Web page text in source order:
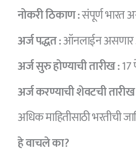
नोकरी ठिकाण :संपूर्ण भारत
अर्ज पद्धत :ऑनलाईन
अर्ज सुरु होण्याची तारीख :17
अर्ज करण्याची शेवटची
अधिक माहितीसाठी भरतीची
हे वाचले का?